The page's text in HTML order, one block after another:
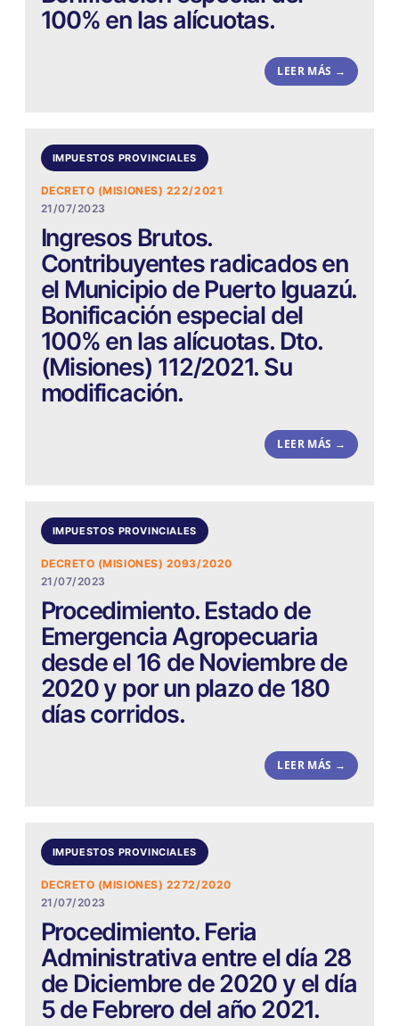
100% en las alícuotas.
LEER MÁS →
IMPUESTOS PROVINCIALES
DECRETO (MISIONES) 222/2021
21/07/2023
Ingresos Brutos.
Contribuyentes radicados en
el Municipio de Puerto Iguazú.
Bonificación especial del
100% en las alícuotas. Dto.
(Misiones) 112/2021. Su
modificación.
LEER MÁS →
IMPUESTOS PROVINCIALES
DECRETO (MISIONES) 2093/2020
21/07/2023
Procedimiento. Estado de
Emergencia Agropecuaria
desde el 16 de Noviembre de
2020 y por un plazo de 180
días corridos.
LEER MÁS →
IMPUESTOS PROVINCIALES
DECRETO (MISIONES) 2272/2020
21/07/2023
Procedimiento. Feria
Administrativa entre el día 28
de Diciembre de 2020 y el día
5 de Febrero del año 2021.